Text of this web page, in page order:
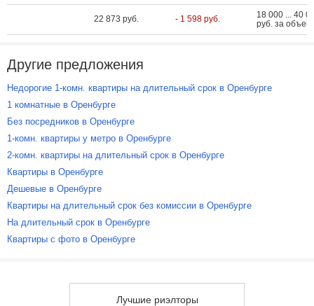
22 873 руб. - 1 598 руб.
18 000 ... 40
руб. за объект
Другие предложения
Недорогие 1-комн. квартиры на длительный срок в Оренбурге
1 комнатные в Оренбурге
Без посредников в Оренбурге
1-комн. квартиры у метро в Оренбурге
2-комн. квартиры на длительный срок в Оренбурге
Квартиры в Оренбурге
Дешевые в Оренбурге
Квартиры на длительный срок без комиссии в Оренбурге
На длительный срок в Оренбурге
Квартиры с фото в Оренбурге
Лучшие риэлторы